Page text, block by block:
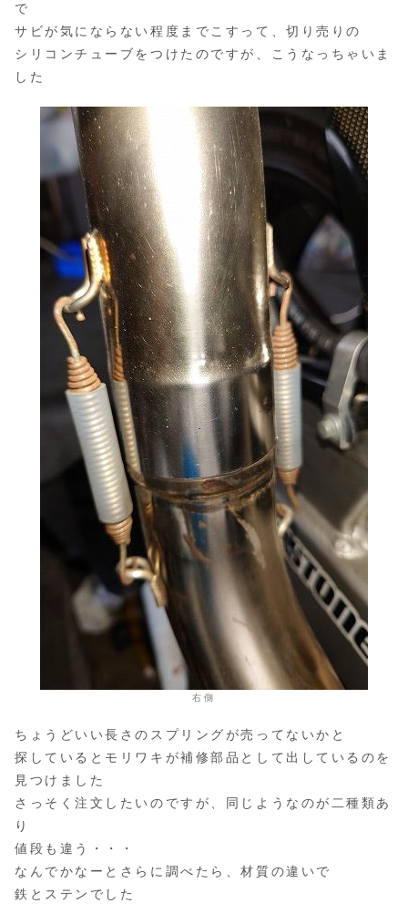
で
サビが気にならない程度までこすって、切り売りの
シリコンチューブをつけたのですが、こうなっちゃいま
した
右側
ちょうどいい長さのスプリングが売ってないかと
探しているとモリワキが補修部品として出しているのを
見つけました
さっそく注文したいのですが、同じようなのが二種類あ
り
値段も違う・・・
なんでかなーとさらに調べたら、材質の違いで
鉄とステンでした